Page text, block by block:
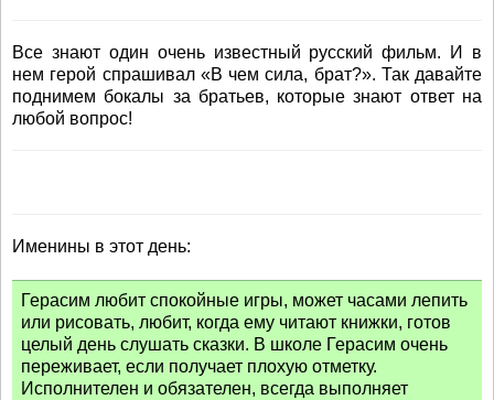
Все знают один очень известный русский фильм. И в
нем герой спрашивал «В чем сила, брат?». Так давайте
поднимем бокалы за братьев, которые знают ответ на
любой вопрос!
Именины в этот день:
Герасим любит спокойные игры, может часами лепить
или рисовать, любит, когда ему читают книжки, готов
целый день слушать сказки. В школе Герасим очень
переживает, если получает плохую отметку.
Исполнителен и обязателен, всегда выполняет